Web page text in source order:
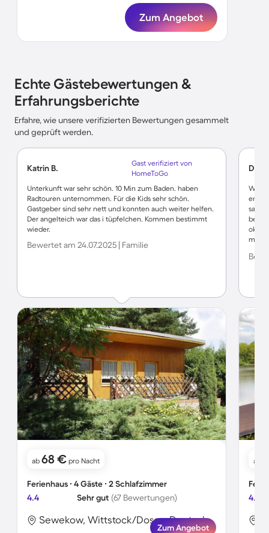
Zum Angebot
Echte Gästebewertungen &
Erfahrungsberichte
Erfahre, wie unsere verifizierten Bewertungen gesammelt
und geprüft werden.
Katrin B.
Gast verifiziert von
HomeToGo
Unterkunft war sehr schön. 10 Min zum Baden. haben
Radtouren unternommen. Für die Kids sehr schön.
Gastgeber sind sehr nett und konnten auch weiter helfen.
Der angelteich war das i tüpfelchen. Kommen bestimmt
wieder.
Bewertet am 24.07.2025 | Familie
ab 68 € pro Nacht
Ferienhaus ∙ 4 Gäste ∙ 2 Schlafzimmer
4.4
Sehr gut (67 Bewertungen)
Sewekow, Wittstock/Dosse, Deutschland
Zum Angebot
Wir
ok. 2
mit
ab
4.2